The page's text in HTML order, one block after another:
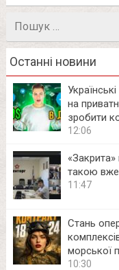
Останні новини
на
зробити
12:06
такою
11:47
Стань
морської
10:30